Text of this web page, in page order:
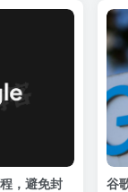
，避免封
谷